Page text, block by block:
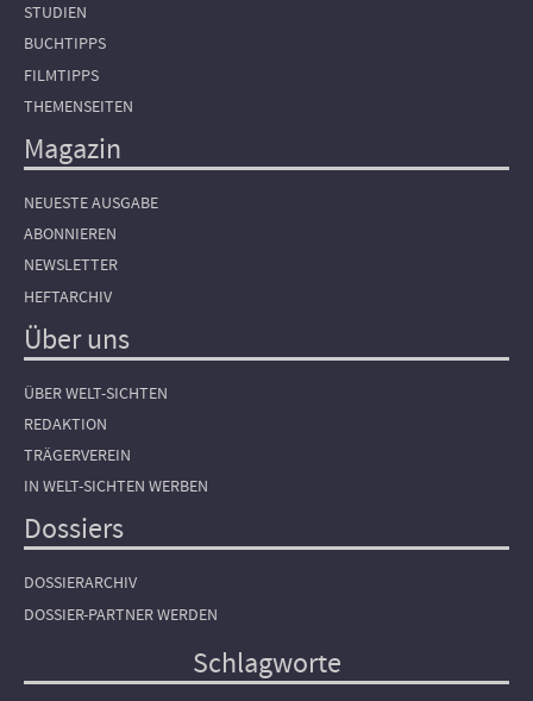
STUDIEN
BUCHTIPPS
FILMTIPPS
THEMENSEITEN
Magazin
NEUESTE AUSGABE
ABONNIEREN
NEWSLETTER
HEFTARCHIV
Über uns
ÜBER WELT-SICHTEN
REDAKTION
TRÄGERVEREIN
IN WELT-SICHTEN WERBEN
Dossiers
DOSSIERARCHIV
DOSSIER-PARTNER WERDEN
Schlagworte